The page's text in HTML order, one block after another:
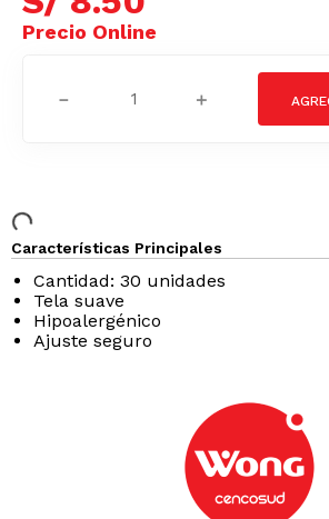
＋
－
Características Principales
Cantidad: 30 unidades
Tela suave
Hipoalergénico
Ajuste seguro